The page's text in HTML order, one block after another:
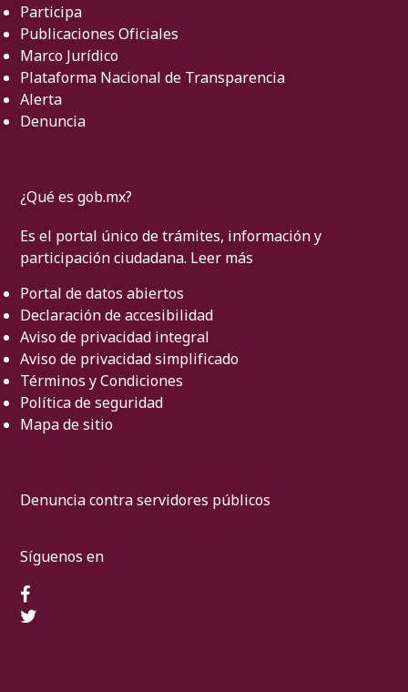
Participa
Publicaciones Oficiales
Marco Jurídico
Plataforma Nacional de Transparencia
Alerta
Denuncia
¿Qué es gob.mx?
Es el portal único de trámites, información y
participación ciudadana. Leer más
Portal de datos abiertos
Declaración de accesibilidad
Aviso de privacidad integral
Aviso de privacidad simplificado
Términos y Condiciones
Política de seguridad
Mapa de sitio
Denuncia contra servidores públicos
Síguenos en